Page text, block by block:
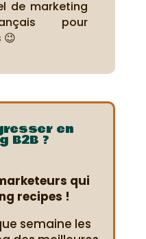
de marketing
pour
en
B2B ?
qui
recipes !
semaine les